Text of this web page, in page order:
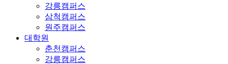
강릉캠퍼스
삼척캠퍼스
원주캠퍼스
대학원
춘천캠퍼스
강릉캠퍼스